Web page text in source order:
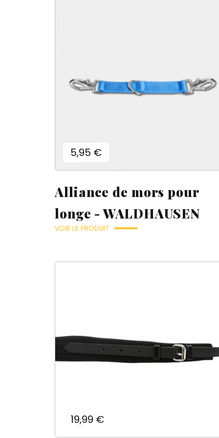
Prix
5,95 €
Alliance de mors pour
longe - WALDHAUSEN
VOIR LE PRODUIT
Prix
19,99 €